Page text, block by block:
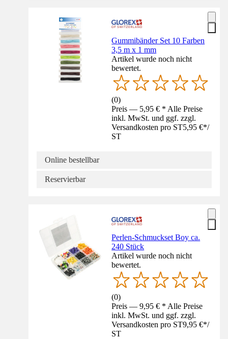
Gummibänder Set 10 Farben
3,5 m x 1 mm
Artikel wurde noch nicht
bewertet.
(0)
Preis — 5,95 € * Alle Preise
inkl. MwSt. und ggf. zzgl.
Versandkosten pro ST5,95 €*/
ST
Online bestellbar
Reservierbar
Perlen-Schmuckset Boy ca.
240 Stück
Artikel wurde noch nicht
bewertet.
(0)
Preis — 9,95 € * Alle Preise
inkl. MwSt. und ggf. zzgl.
Versandkosten pro ST9,95 €*/
ST